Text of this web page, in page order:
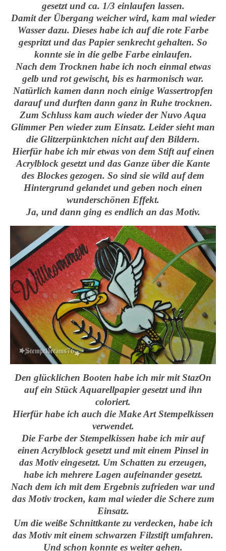
gesetzt und ca. 1/3 einlaufen lassen.
Damit der Übergang weicher wird, kam mal wieder
Wasser dazu. Dieses habe ich auf die rote Farbe
gespritzt und das Papier senkrecht gehalten. So
konnte sie in die gelbe Farbe einlaufen.
Nach dem Trocknen habe ich noch einmal etwas
gelb und rot gewischt, bis es harmonisch war.
Natürlich kamen dann noch einige Wassertropfen
darauf und durften dann ganz in Ruhe trocknen.
Zum Schluss kam auch wieder der Nuvo Aqua
Glimmer Pen wieder zum Einsatz. Leider sieht man
die Glitzerpünktchen nicht auf den Bildern.
Hierfür habe ich mir etwas von dem Stift auf einen
Acrylblock gesetzt und das Ganze über die Kante
des Blockes gezogen. So sind sie wild auf dem
Hintergrund gelandet und geben noch einen
wunderschönen Effekt.
Ja, und dann ging es endlich an das Motiv.
Den glücklichen Booten habe ich mir mit StazOn
auf ein Stück Aquarellpapier gesetzt und ihn
coloriert.
Hierfür habe ich auch die Make Art Stempelkissen
verwendet.
Die Farbe der Stempelkissen habe ich mir auf
einen Acrylblock gesetzt und mit einem Pinsel in
das Motiv eingesetzt. Um Schatten zu erzeugen,
habe ich mehrere Lagen aufeinander gesetzt.
Nach dem ich mit dem Ergebnis zufrieden war und
das Motiv trocken, kam mal wieder die Schere zum
Einsatz.
Um die weiße Schnittkante zu verdecken, habe ich
das Motiv mit einem schwarzen Filzstift umfahren.
Und schon konnte es weiter gehen.